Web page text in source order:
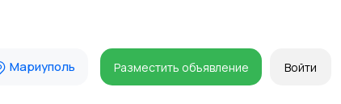
Мариуполь Разместить объявление Войти